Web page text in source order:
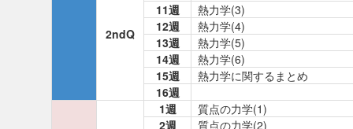
2ndQ
11週
熱力学(3)
12週
熱力学(4)
13週
熱力学(5)
14週
熱力学(6)
15週
熱力学に関するまとめ
16週
1週
質点の力学(1)
2週
質点の力学(2)